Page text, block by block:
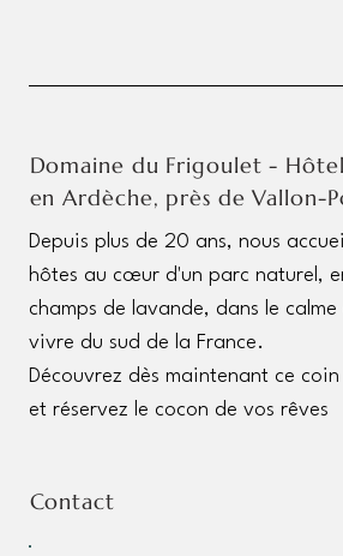
Domaine du Frigoulet -
en Ardèche, près de Vallon-
Depuis plus de 20 ans, nous
hôtes au cœur d'un parc naturel,
champs de lavande, dans le
vivre du sud de la France.
Découvrez dès maintenant ce
et réservez le cocon de vos rêves
Contact